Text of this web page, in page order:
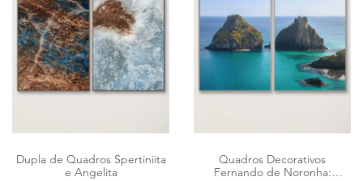
Dupla de Quadros Spertiniita
e Angelita
Quadros Decorativos
Fernando de Noronha: